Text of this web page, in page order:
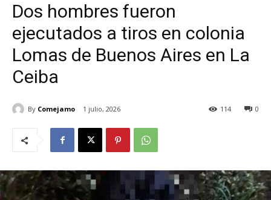
Dos hombres fueron
ejecutados a tiros en colonia
Lomas de Buenos Aires en La
Ceiba
By Comejamo 1 julio, 2026 0
114